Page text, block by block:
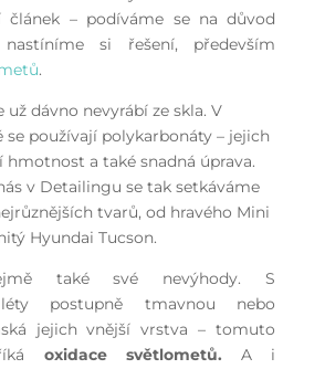
článek – podíváme se na důvod
si řešení, především
.
už dávno nevyrábí ze skla. V
používají polykarbonáty – jejich
hmotnost a také snadná úprava.
v Detailingu se tak setkáváme
tvarů, od hravého Mini
Hyundai Tucson.
také své nevýhody. S
postupně tmavnou nebo
jejich vnější vrstva – tomuto
oxidace světlometů. A i